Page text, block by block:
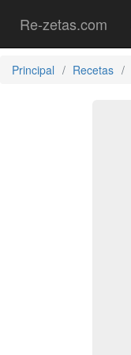
Re-zetas.com
Principal Recetas